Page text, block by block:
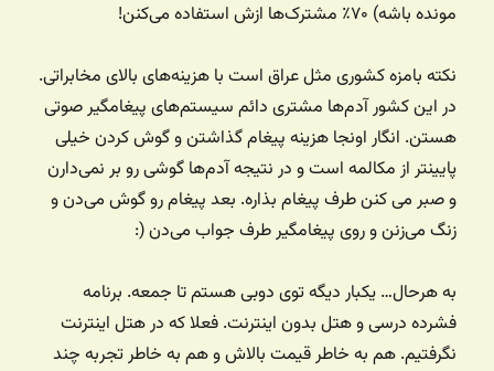
مونده باشه) ۷۰٪ مشترک‌ها ازش استفاده می‌کنن!
نکته بامزه کشوری مثل عراق است با هزینه‌های بالای مخابراتی.
در این کشور آدم‌ها مشتری دائم سیستم‌های پیغامگیر صوتی
هستن. انگار اونجا هزینه پیغام گذاشتن و گوش کردن خیلی
پایینتر از مکالمه است و در نتیجه آدم‌ها گوشی رو بر نمی‌دارن
و صبر می کنن طرف پیغام بذاره. بعد پیغام رو گوش می‌دن و
زنگ می‌زنن و روی پیغامگیر طرف جواب می‌دن (:
به هرحال… یکبار دیگه توی دوبی هستم تا جمعه. برنامه
فشرده درسی و هتل بدون اینترنت. فعلا که در هتل اینترنت
نگرفتیم. هم به خاطر قیمت بالاش و هم به خاطر تجربه چند